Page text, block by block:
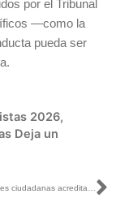
por el Tribunal
—como la
pueda ser
2026,
Deja un
Dos organizaciones ciudadanas acreditan solicitudes para constituirse como Partidos Políticos